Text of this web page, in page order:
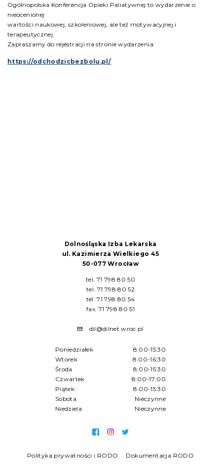
Ogólnopolska Konferencja Opieki Paliatywnej to wydarzenie o
nieocenionej
wartości naukowej, szkoleniowej, ale też motywacyjnej i
terapeutycznej.
Zapraszamy do rejestracji na stronie wydarzenia:
https://odchodzicbezbolu.pl/
Dolnośląska Izba Lekarska
ul. Kazimierza Wielkiego 45
50-077 Wrocław
tel. 71 798 80 50
tel. 71 798 80 52
tel. 71 798 80 54
fax. 71 798 80 51
dil@dilnet.wroc.pl
Poniedziałek
8:00-15:30
Wtorek
8:00-16:30
Środa
8:00-15:30
Czwartek
8:00-17:00
Piątek
8:00-15:30
Sobota
Nieczynne
Niedziela
Nieczynne
Polityka prywatności i RODO Dokumentacja RODO